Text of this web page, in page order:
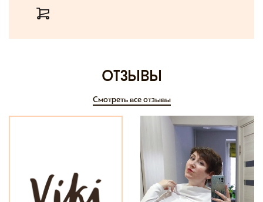
отзывы
Смотреть все отзывы